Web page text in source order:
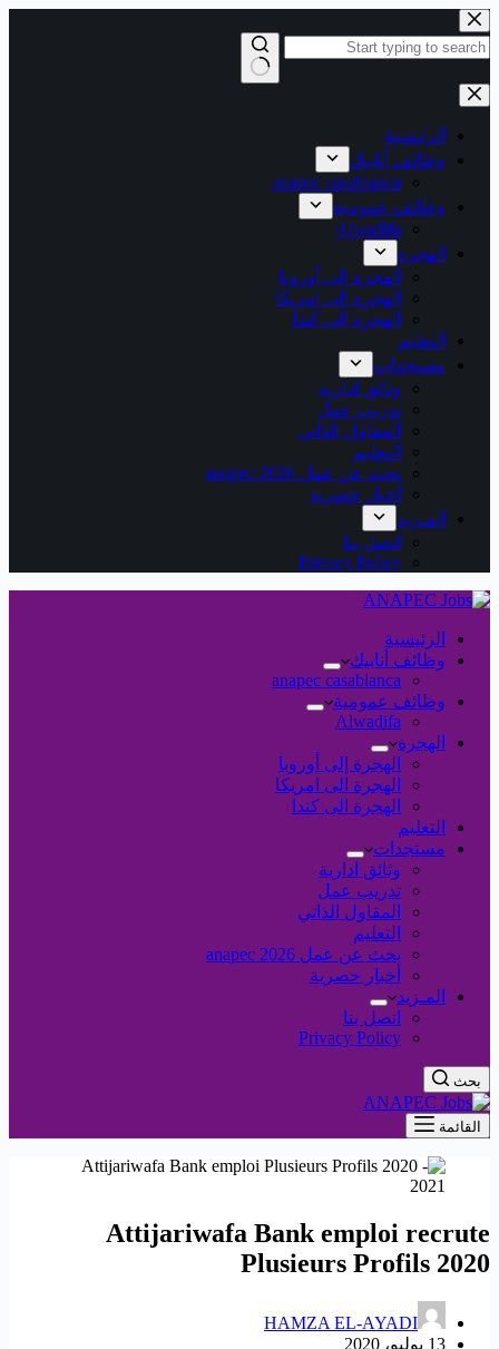
التجاوز
إلى
المحتوى
نتائج
الرئيسية
وظائف أنابيك
anapec casablanca
وظائف عمومية
Alwadifa
الهجرة
الهجرة إلى أوروبا
الهجرة الى امريكا
الهجرة الى كندا
التعليم
مستجدات
وثائق ادارية
تدريب عمل
المقاول الذاتي
التعليم
بحث عن عمل 2026 anapec
أخبار حصرية
المـزيد
اتصل بنا
Privacy Policy
الرئيسية
وظائف أنابيك
anapec casablanca
وظائف عمومية
Alwadifa
الهجرة
الهجرة إلى أوروبا
الهجرة الى امريكا
الهجرة الى كندا
التعليم
مستجدات
وثائق ادارية
تدريب عمل
المقاول الذاتي
التعليم
بحث عن عمل 2026 anapec
أخبار حصرية
المـزيد
اتصل بنا
Privacy Policy
بحث
القائمة
Attijariwafa Bank emploi recrute
Plusieurs Profils 2020
HAMZA EL-AYADI
13 يوليو، 2020